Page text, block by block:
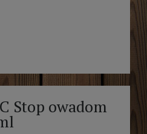
Stop owadom